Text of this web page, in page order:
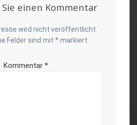
einen Kommentar
wird nicht veröffentlicht.
Felder sind mit *markiert
Kommentar *